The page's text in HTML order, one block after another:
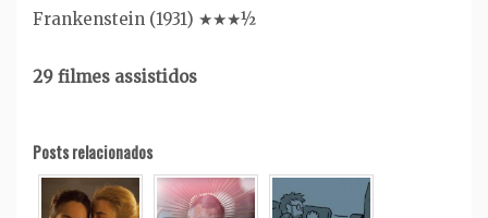
Frankenstein (1931) ★★★½
29 filmes assistidos
Posts relacionados